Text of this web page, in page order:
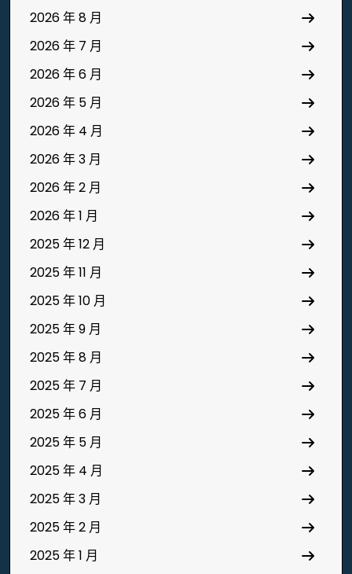
2026 年 8 月
2026 年 7 月
2026 年 6 月
2026 年 5 月
2026 年 4 月
2026 年 3 月
2026 年 2 月
2026 年 1 月
2025 年 12 月
2025 年 11 月
2025 年 10 月
2025 年 9 月
2025 年 8 月
2025 年 7 月
2025 年 6 月
2025 年 5 月
2025 年 4 月
2025 年 3 月
2025 年 2 月
2025 年 1 月